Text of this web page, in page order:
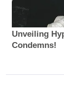
Unveiling
Condemns!